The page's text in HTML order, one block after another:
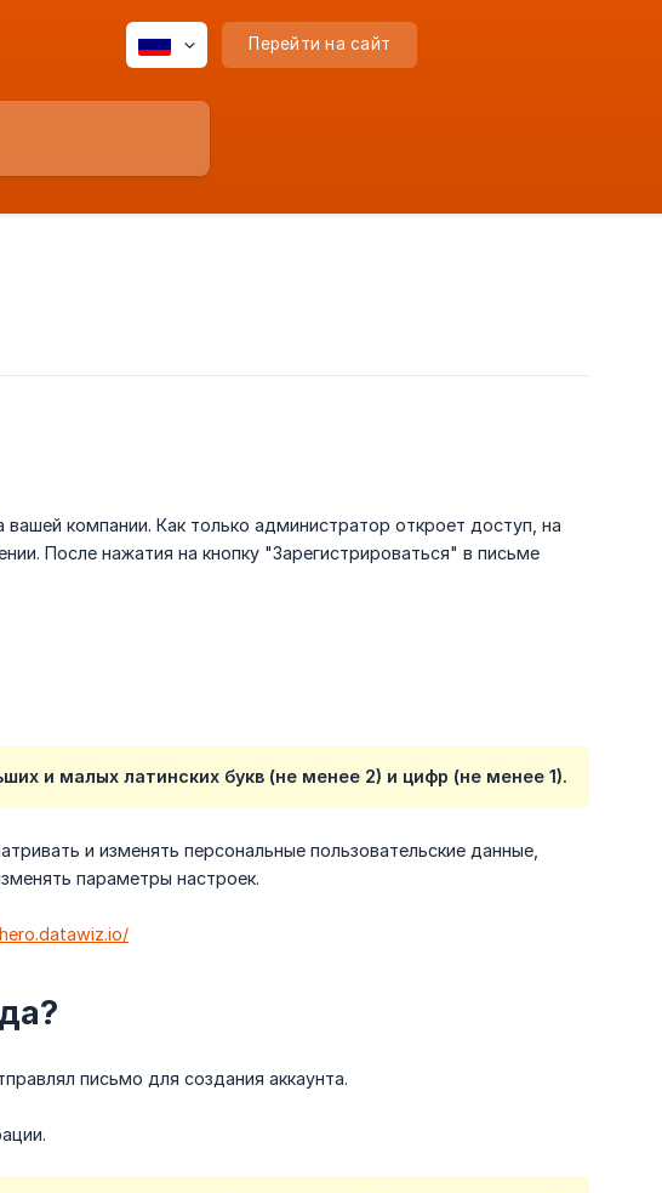
Перейти на сайт
компании. Как только администратор откроет доступ, на
После нажатия на кнопку "Зарегистрироваться" в письме
и малых латинских букв (не менее 2) и цифр (не менее 1).
и изменять персональные пользовательские данные,
параметры настроек.
письмо для создания аккаунта.